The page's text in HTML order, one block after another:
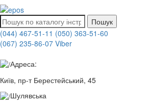
Пошук
(044) 467-51-11 (050) 363-51-60
(067) 235-86-07 Viber
Адреса:
Київ, пр-т Берестейський, 45
Шулявська